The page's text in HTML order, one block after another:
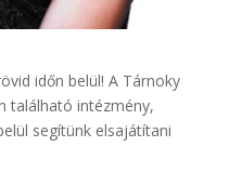
időn belül! A Tárnoky
található intézmény,
segítünk elsajátítani